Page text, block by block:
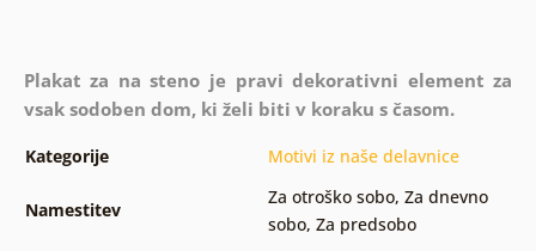
Plakat za na steno je pravi dekorativni element za
vsak sodoben dom, ki želi biti v koraku s časom.
Kategorije Motivi iz naše delavnice
Namestitev
Za otroško sobo, Za dnevno
sobo, Za predsobo